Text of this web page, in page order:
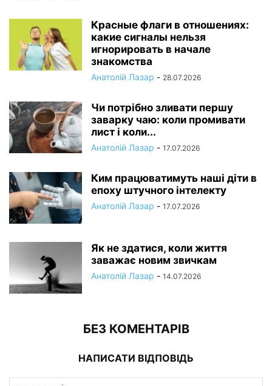
Красные флаги в отношениях:
какие сигналы нельзя
игнорировать в начале
знакомства
Анатолій Лазар - 28.07.2026
Чи потрібно зливати першу
заварку чаю: коли промивати
лист і коли...
Анатолій Лазар - 17.07.2026
Ким працюватимуть наші діти в
епоху штучного інтелекту
Анатолій Лазар - 17.07.2026
Як не здатися, коли життя
заважає новим звичкам
Анатолій Лазар - 14.07.2026
БЕЗ КОМЕНТАРІВ
НАПИСАТИ ВІДПОВІДЬ